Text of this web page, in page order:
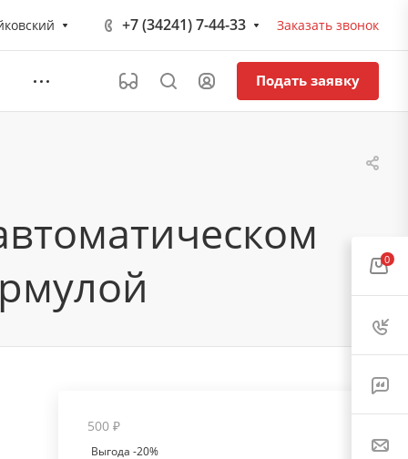
+7 (34241) 7-44-33 Заказать звонок
Подать заявку
500 ₽
Выгода -20%
0